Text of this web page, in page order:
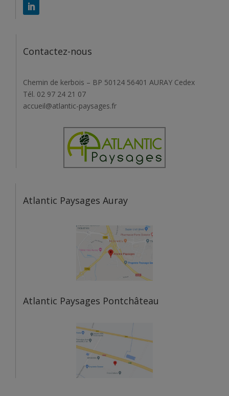
Contactez-nous
Chemin de kerbois – BP 50124 56401 AURAY Cedex
Tél. 02 97 24 21 07
accueil@atlantic-paysages.fr
Atlantic Paysages Auray
Atlantic Paysages Pontchâteau